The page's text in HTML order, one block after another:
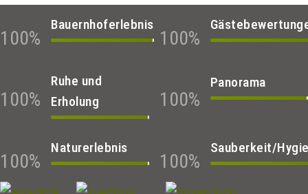
100%
Bauernhoferlebnis
100%
100%
Ruhe und
Erholung
100%
Panorama
100%
Naturerlebnis
100%
Sauberkeit/